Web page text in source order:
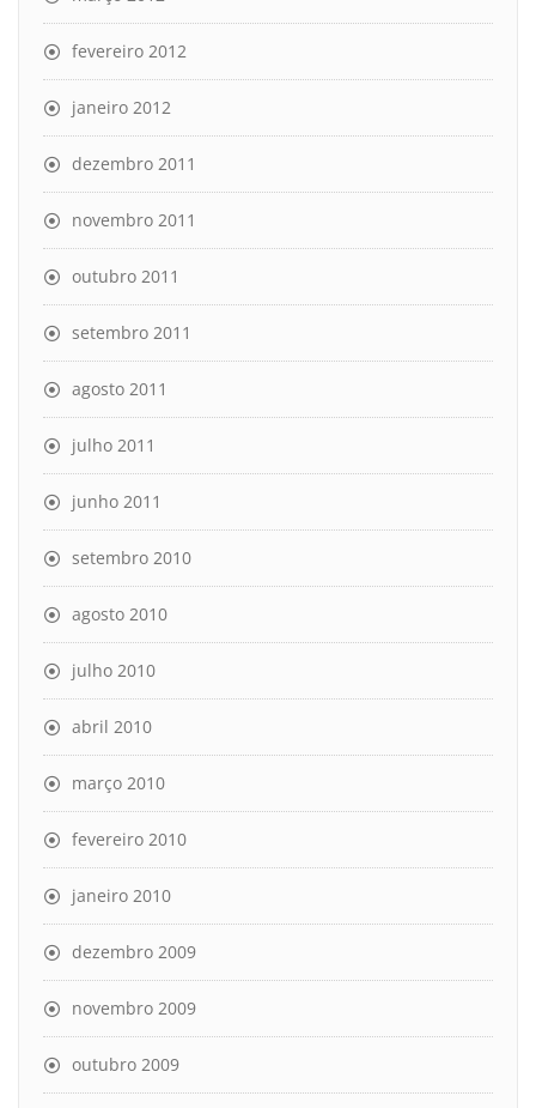
fevereiro 2012
janeiro 2012
dezembro 2011
novembro 2011
outubro 2011
setembro 2011
agosto 2011
julho 2011
junho 2011
setembro 2010
agosto 2010
julho 2010
abril 2010
março 2010
fevereiro 2010
janeiro 2010
dezembro 2009
novembro 2009
outubro 2009